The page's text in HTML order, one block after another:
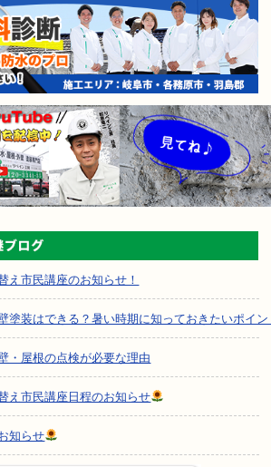
え市民講座のお知らせ！
塗装はできる？暑い時期に知っておきたいポイン
・屋根の点検が必要な理由
え市民講座日程のお知らせ
知らせ